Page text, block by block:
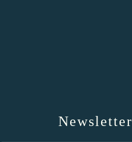
Newsletter